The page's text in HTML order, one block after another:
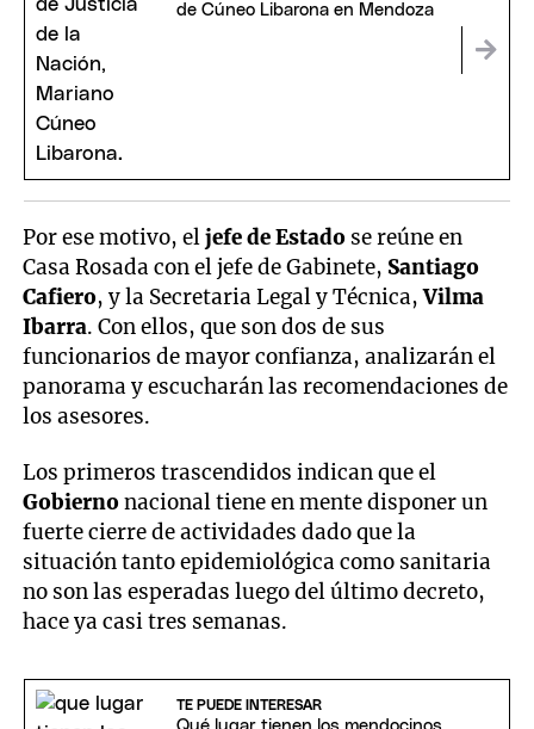
de Cúneo Libarona en Mendoza
Por ese motivo, eljefe de Estado se reúne en
Casa Rosada con el jefe de Gabinete, Santiago
Cafiero, y la Secretaria Legal y Técnica,Vilma
Ibarra. Con ellos, que son dos de sus
funcionarios de mayor confianza, analizarán el
panorama y escucharán las recomendaciones de
los asesores.
Los primeros trascendidos indican que el
Gobiernonacional tiene en mente disponer un
fuerte cierre de actividades dado que la
situación tanto epidemiológica como sanitaria
no son las esperadas luego del último decreto,
hace ya casi tres semanas.
TE PUEDE INTERESAR